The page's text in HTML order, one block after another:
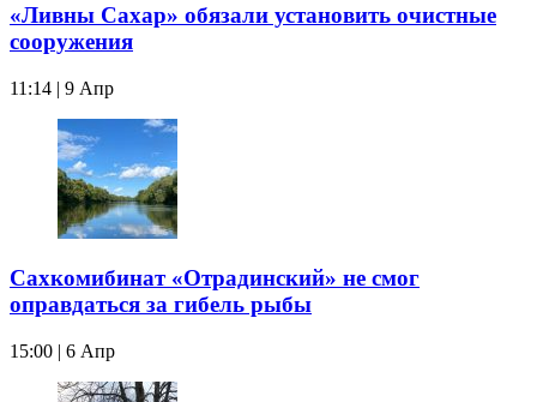
«Ливны Сахар» обязали установить очистные
сооружения
11:14 | 9 Апр
Сахкомибинат «Отрадинский» не смог
оправдаться за гибель рыбы
15:00 | 6 Апр